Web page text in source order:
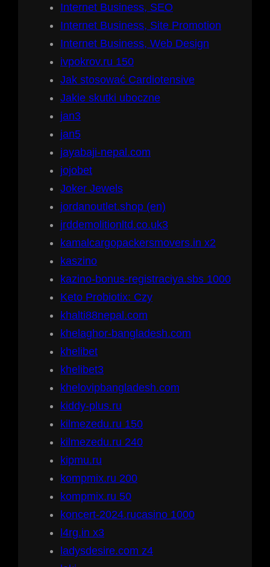
Internet Business, SEO
Internet Business, Site Promotion
Internet Business, Web Design
ivpokrov.ru 150
Jak stosować Cardiotensive
Jakie skutki uboczne
jan3
jan5
jayabaji-nepal.com
jojobet
Joker Jewels
jordanoutlet.shop (en)
jrddemolitionltd.co.uk3
kamalcargopackersmovers.in x2
kaszino
kazino-bonus-registraciya.sbs 1000
Keto Probiotix: Czy
khalti88nepal.com
khelaghor-bangladesh.com
khelibet
khelibet3
khelovipbangladesh.com
kiddy-plus.ru
kilmezedu.ru 150
kilmezedu.ru 240
kipmu.ru
kompmix.ru 200
kompmix.ru 50
koncert-2024.rucasino 1000
l4rg.in x3
ladysdesire.com z4